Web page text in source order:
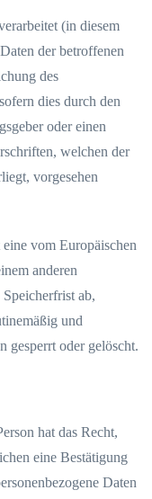
(in diesem
der betroffenen
des
dies durch den
oder einen
welchen der
vorgesehen
vom Europäischen
anderen
ab,
und
gesperrt oder gelöscht.
hat das Recht,
eine Bestätigung
Daten